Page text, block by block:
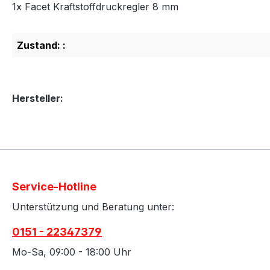
1x Facet Kraftstoffdruckregler 8 mm
Zustand: :
Hersteller:
Service-Hotline
Unterstützung und Beratung unter:
0151 - 22347379
Mo-Sa, 09:00 - 18:00 Uhr